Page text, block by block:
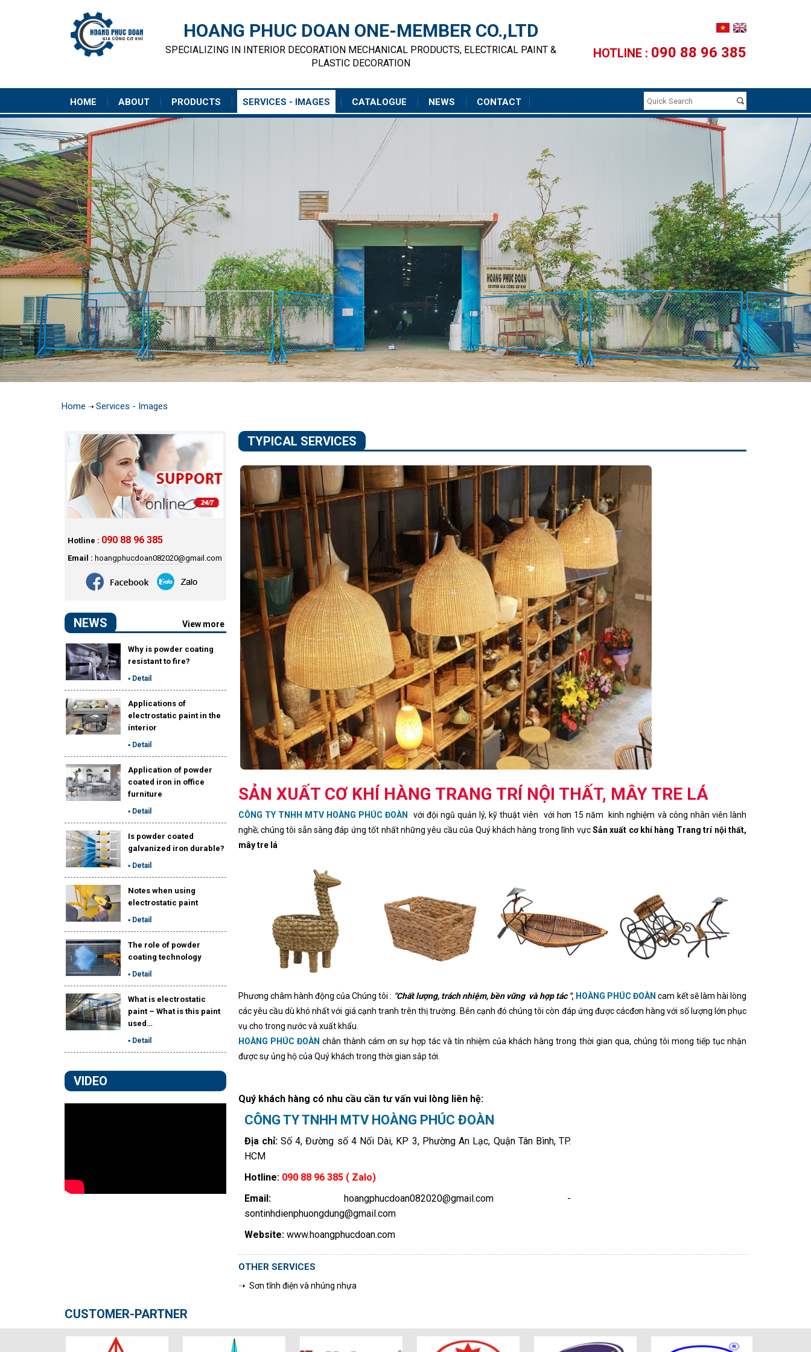
HOANG PHUC DOAN ONE-MEMBER CO.,LTD
SPECIALIZING IN INTERIOR DECORATION MECHANICAL PRODUCTS, ELECTRICAL PAINT &
PLASTIC DECORATION
HOTLINE : 090 88 96 385
HOME ABOUT PRODUCTS SERVICES - IMAGES CATALOGUE NEWS CONTACT
Home ➝ Services - Images
Hotline : 090 88 96 385
Email : hoangphucdoan082020@gmail.com
NEWS View more
Why is powder coating
resistant to fire?
▪ Detail
Applications of
electrostatic paint in the
interior
▪ Detail
Application of powder
coated iron in office
furniture
▪ Detail
Is powder coated
galvanized iron durable?
▪ Detail
Notes when using
electrostatic paint
▪ Detail
The role of powder
coating technology
▪ Detail
What is electrostatic
paint – What is this paint
used…
▪ Detail
VIDEO
TYPICAL SERVICES
SẢN XUẤT CƠ KHÍ HÀNG TRANG TRÍ NỘI THẤT, MÂY TRE LÁ
CÔNG TY TNHH MTV HOÀNG PHÚC ĐOÀN
với đội ngũ quản lý, kỹ thuật viên với hơn 15 năm kinh nghiệm và công nhân viên lành
nghề; chúng tôi sẵn sàng đáp ứng tốt nhất những yêu cầu của Quý khách hàng trong lĩnh vựcSản xuất cơ khí hàng Trang trí nội thất,
mây tre lá
Phương châm hành động của Chúng tôi : "Chất lượng, trách nhiệm, bền vững và hợp tác ", HOÀNG PHÚC ĐOÀN cam kết sẽ làm hài lòng
các yêu cầu dù khó nhất với giá cạnh tranh trên thị trường. Bên cạnh đó chúng tôi còn đáp ứng được cácđơn hàng với số lượng lớn phục
vụ cho trong nước và xuất khẩu.
HOÀNG PHÚC ĐOÀN chân thành cám ơn sự hợp tác và tín nhiệm của khách hàng trong thời gian qua, chúng tôi mong tiếp tục nhận
được sự ủng hộ của Quý khách trong thời gian sắp tới.
Quý khách hàng có nhu cầu cần tư vấn vui lòng liên hệ:
CÔNG TY TNHH MTV HOÀNG PHÚC ĐOÀN
Địa chỉ:Số 4, Đường số 4 Nối Dài, KP 3, Phường An Lạc, Quận Tân Bình, TP.
HCM
Hotline: 090 88 96 385 ( Zalo)
Email:hoangphucdoan082020@gmail.com -
sontinhdienphuongdung@gmail.com
Website:www.hoangphucdoan.com
OTHER SERVICES
➝ Sơn tĩnh điện và nhúng nhựa
CUSTOMER-PARTNER